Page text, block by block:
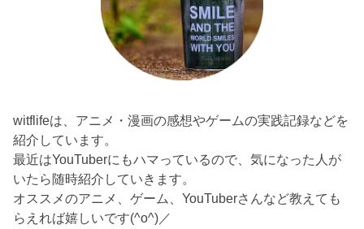
witflifeは、アニメ・漫画の感想やゲームの実践記録などを
紹介しています。
最近はYouTuberにもハマっているので、気になった人が
いたら随時紹介していきます。
オススメのアニメ、ゲーム、YouTuberさんなど教えても
らえれば嬉しいです(^o^)／